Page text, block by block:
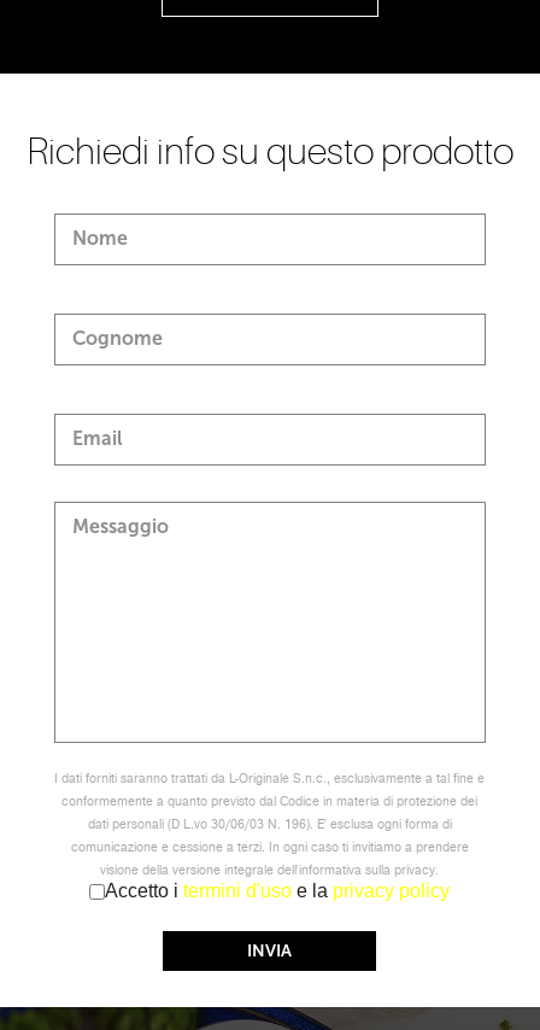
Richiedi info su questo prodotto
Nome
Cognome
Email
Messaggio
I dati forniti saranno trattati da L-Originale S.n.c., esclusivamente a tal fine e
conformemente a quanto previsto dal Codice in materia di protezione dei
dati personali (D L.vo 30/06/03 N. 196). E' esclusa ogni forma di
comunicazione e cessione a terzi. In ogni caso ti invitiamo a prendere
visione della versione integrale dell'informativa sulla privacy.
Accetto itermini d'uso e la privacy policy